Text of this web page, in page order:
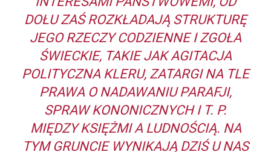
DOŁU ZAŚ ROZKŁADAJĄ STRUKTURĘ
JEGO RZECZY CODZIENNE I ZGOŁA
ŚWIECKIE, TAKIE JAK AGITACJA
POLITYCZNA KLERU, ZATARGI NA TLE
PRAWA O NADAWANIU PARAFJI,
SPRAW KONONICZNYCH I T. P.
MIĘDZY KSIĘŻMI A LUDNOŚCIĄ. NA
TYM GRUNCIE WYNIKAJĄ DZIŚ U NAS